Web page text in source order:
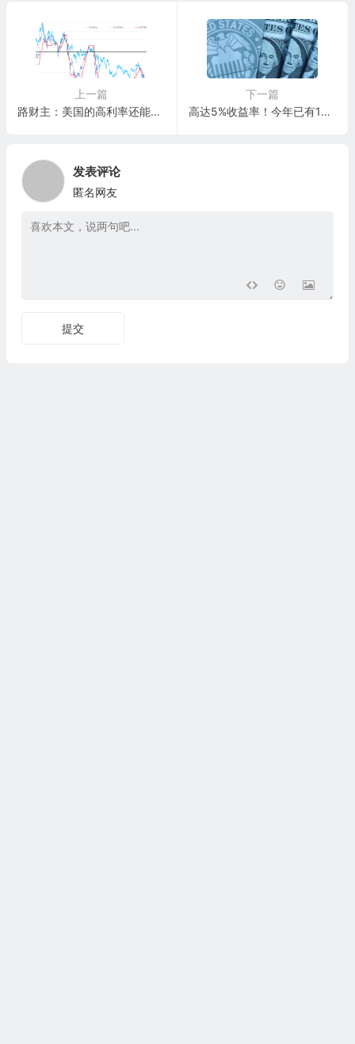
上一篇
路财主：美国的高利率还能保持多久？
下一篇
高达5%收益率！今年已有1万亿美元流入全球货币市场基金（MMF）
发表评论
匿名网友
提交